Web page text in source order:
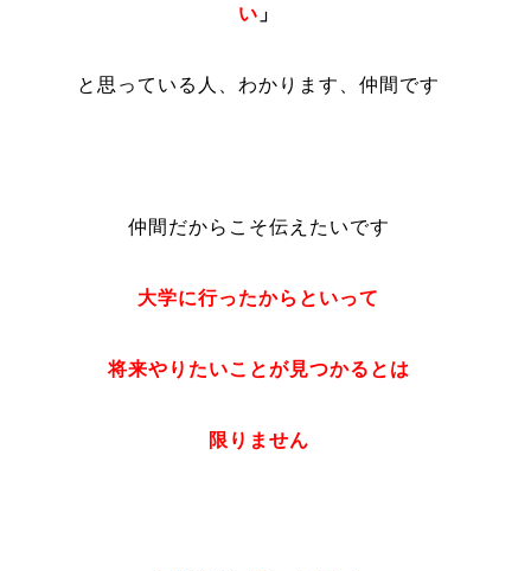
い 」
と思っている人、わかります、仲間です
仲間だからこそ伝えたいです
大学に行ったからといって
将来やりたいことが見つかるとは
限りません